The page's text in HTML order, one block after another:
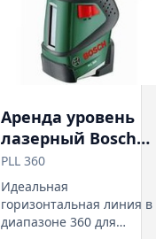
Аренда уровень
лазерный Bosch
PLL 360
PLL 360
Идеальная
горизонтальная линия в
диапазоне 360 для